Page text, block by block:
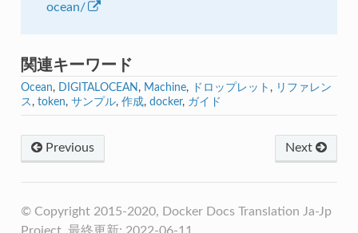
ocean/
関連キーワード
Ocean, DIGITALOCEAN , Machine, ドロップレット , リファレン
ス , token, サンプル, 作成, docker, ガイド
Next
Previous
© Copyright 2015-2020, Docker Docs Translation Ja-Jp